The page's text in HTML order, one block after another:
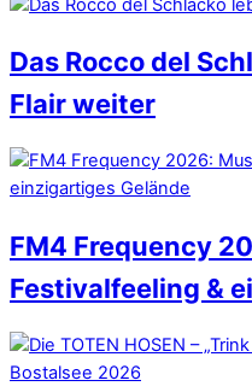
Das Rocco del
Flair weiter
FM4 Frequency
Festivalfeeling &